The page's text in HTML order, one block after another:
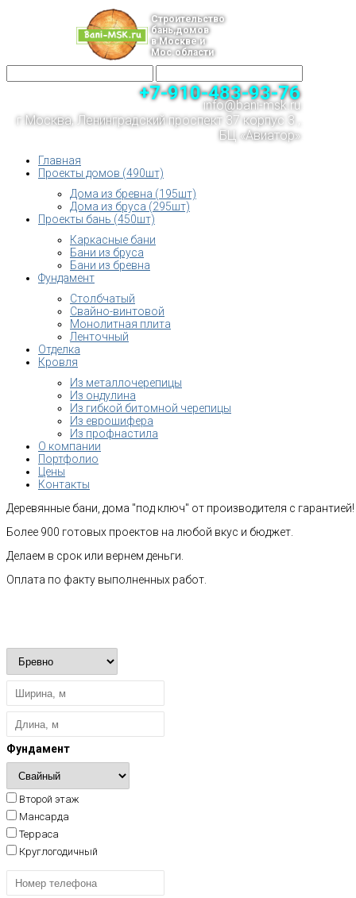
Строительство
бань,домов
в Москве и
Мос.области
+7-910-483-93-76
info@bani-msk.ru
г.Москва, Ленинградский проспект 37 корпус 3 ,
БЦ «Авиатор»
Главная
Проекты домов (490шт)
Дома из бревна (195шт)
Дома из бруса (295шт)
Проекты бань (450шт)
Каркасные бани
Бани из бруса
Бани из бревна
Фундамент
Столбчатый
Свайно-винтовой
Монолитная плита
Ленточный
Отделка
Кровля
Из металлочерепицы
Из ондулина
Из гибкой битомной черепицы
Из еврошифера
Из профнастила
О компании
Портфолио
Цены
Контакты
Деревянные бани, дома "под ключ" от производителя с гарантией!
Более 900 готовых проектов на любой вкус и бюджет.
Делаем в срок или вернем деньги.
Оплата по факту выполненных работ.
Фундамент
Второй этаж
Мансарда
Терраса
Круглогодичный